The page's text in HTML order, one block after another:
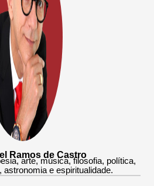
Ramos de Castro
arte, música, filosofia, política,
astronomia e espiritualidade.